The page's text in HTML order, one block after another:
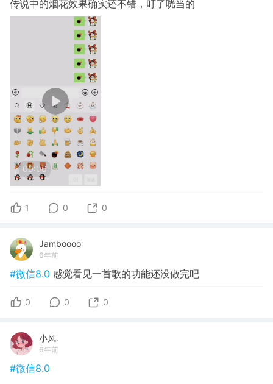
传说中的烟花效果确实还不错，叮了咣当的
00:06
1 0 0
Jamboooo
6年前
#微信8.0 感觉看见一首歌的功能还没做完吧
0 0 0
小风.
6年前
#微信8.0